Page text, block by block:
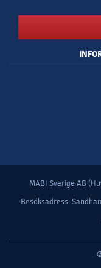
MABI Sverige AB
Besöksadress: